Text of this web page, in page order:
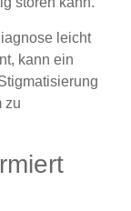
leicht
kann ein
zu